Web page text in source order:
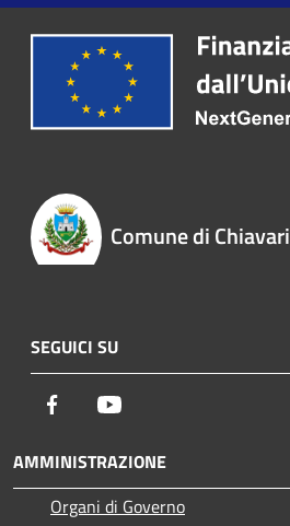
Comune di Chiavari
SEGUICI SU
Facebook
AMMINISTRAZIONE
Organi di Governo